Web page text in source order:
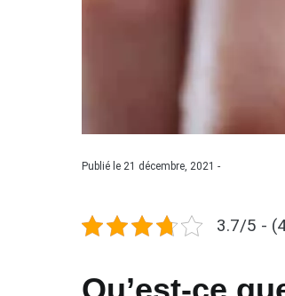
Publié le 21 décembre, 2021 -
3.7/5 -